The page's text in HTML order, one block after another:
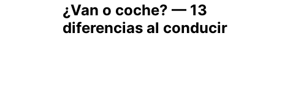
¿Van o coche? — 13
diferencias al conducir